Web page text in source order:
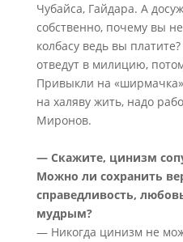
Чубайса, Гайдара. А
собственно, почему вы
колбасу ведь вы
отведут в милицию,
Привыкли на
на халяву жить, надо
Миронов.
— Скажите, цинизм
Можно ли сохранить
справедливость,
мудрым?
— Никогда цинизм не